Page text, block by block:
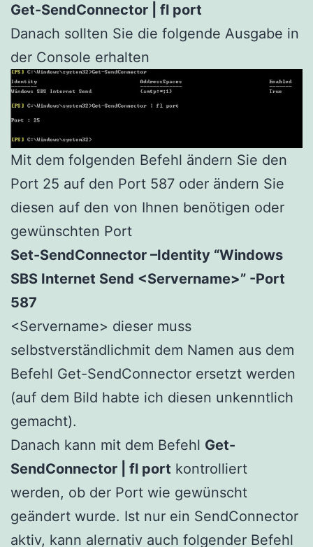
Get-SendConnector | fl port
Danach sollten Sie die folgende Ausgabe in
der Console erhalten
Mit dem folgenden Befehl ändern Sie den
Port 25 auf den Port 587 oder ändern Sie
diesen auf den von Ihnen benötigen oder
gewünschten Port
Set-SendConnector –Identity “Windows
SBS Internet Send <Servername>” -Port
587
<Servername> dieser muss
selbstverständlichmit dem Namen aus dem
Befehl Get-SendConnector ersetzt werden
(auf dem Bild habte ich diesen unkenntlich
gemacht).
Danach kann mit dem Befehl Get-
SendConnector | fl port kontrolliert
werden, ob der Port wie gewünscht
geändert wurde. Ist nur ein SendConnector
aktiv, kann alernativ auch folgender Befehl